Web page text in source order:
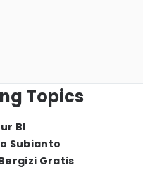
Topics
BI
Subianto
Gratis